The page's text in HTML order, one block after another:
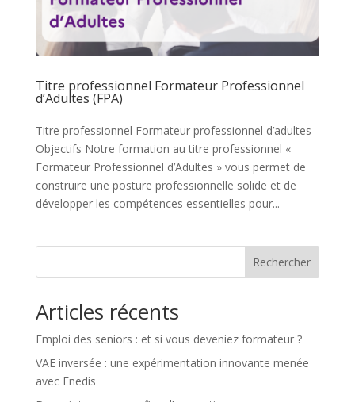
Titre professionnel Formateur Professionnel
d’Adultes (FPA)
Titre professionnel Formateur professionnel d’adultes
Objectifs Notre formation au titre professionnel «
Formateur Professionnel d’Adultes » vous permet de
construire une posture professionnelle solide et de
développer les compétences essentielles pour...
Rechercher
Articles récents
Emploi des seniors : et si vous deveniez formateur ?
VAE inversée : une expérimentation innovante menée
avec Enedis